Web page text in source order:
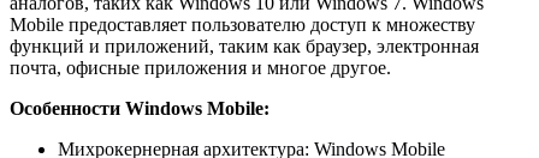
Mobile предоставляет пользователю доступ к множеству
функций и приложений, таким как браузер, электронная
почта, офисные приложения и многое другое.
Особенности Windows Mobile:
Михрокернерная архитектура: Windows Mobile